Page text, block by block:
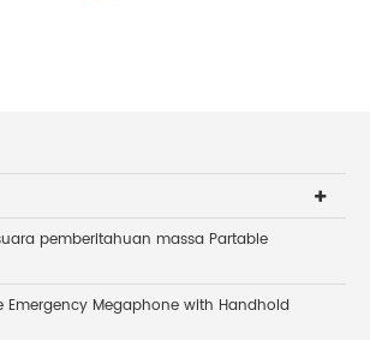
pemberitahuan massa Partable
Emergency Megaphone with Handhold